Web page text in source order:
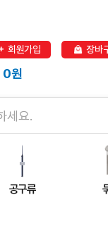
회원가입 장바
0원
공구류